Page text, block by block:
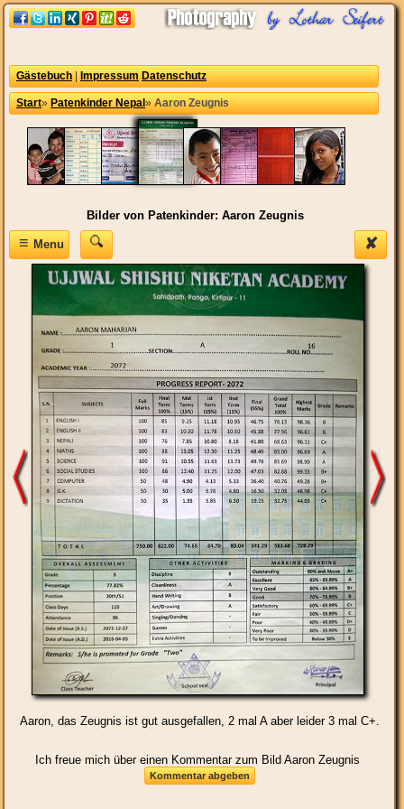
Gästebuch Impressum Datenschutz
Start» Patenkinder Nepal » Aaron Zeugnis
Bilder von Patenkinder: Aaron Zeugnis
✘
≡Menu
Aaron, das Zeugnis ist gut ausgefallen, 2 mal A aber leider 3 mal C+.
Ich freue mich über einen Kommentar zum Bild Aaron Zeugnis